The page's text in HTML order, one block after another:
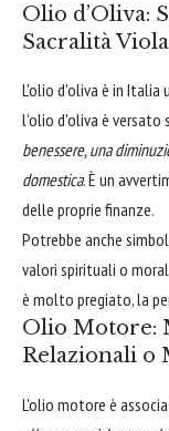
Olio d’Oliva:
Sacralità
L'olio d'oliva è in Italia
l'olio d'oliva è versato
benessere, una
domestica. È un
delle proprie finanze.
Potrebbe anche
valori spirituali o
è molto pregiato, la
Olio Motore:
Relazionali o
L'olio motore è